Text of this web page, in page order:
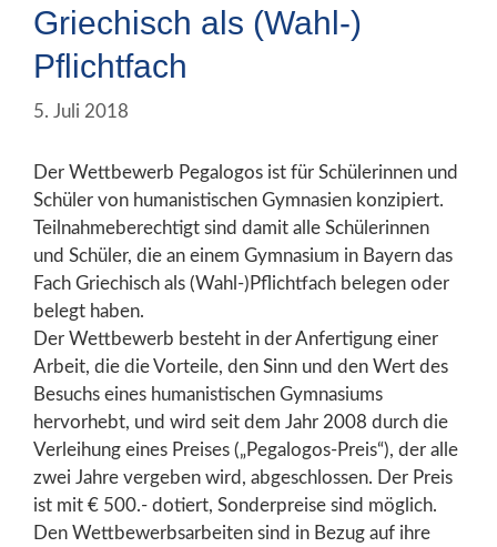
Griechisch als (Wahl-)
Pflichtfach
5. Juli 2018
Der Wettbewerb Pegalogos ist für Schülerinnen und
Schüler von humanistischen Gymnasien konzipiert.
Teilnahmeberechtigt sind damit alle Schülerinnen
und Schüler, die an einem Gymnasium in Bayern das
Fach Griechisch als (Wahl-)Pflichtfach belegen oder
belegt haben.
Der Wettbewerb besteht in der Anfertigung einer
Arbeit, die die Vorteile, den Sinn und den Wert des
Besuchs eines humanistischen Gymnasiums
hervorhebt, und wird seit dem Jahr 2008 durch die
Verleihung eines Preises („Pegalogos-Preis“), der alle
zwei Jahre vergeben wird, abgeschlossen. Der Preis
ist mit € 500.- dotiert, Sonderpreise sind möglich.
Den Wettbewerbsarbeiten sind in Bezug auf ihre